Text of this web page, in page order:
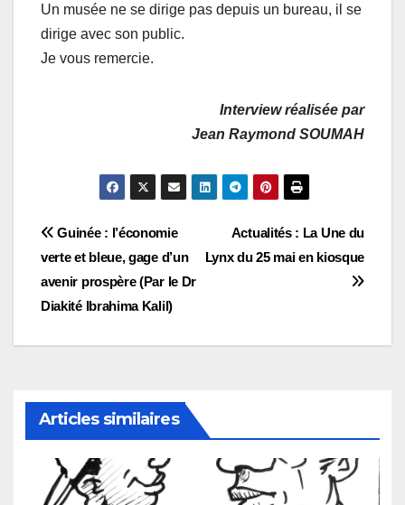
Un musée ne se dirige pas depuis un bureau, il se
dirige avec son public.
Je vous remercie.
Interview réalisée par
Jean Raymond SOUMAH
Navigation
de
l’article
Actualités : La Une du
Lynx du 25 mai en kiosque
Guinée : l’économie
verte et bleue, gage d’un
avenir prospère (Par le Dr
Diakité Ibrahima Kalil)
Articles similaires